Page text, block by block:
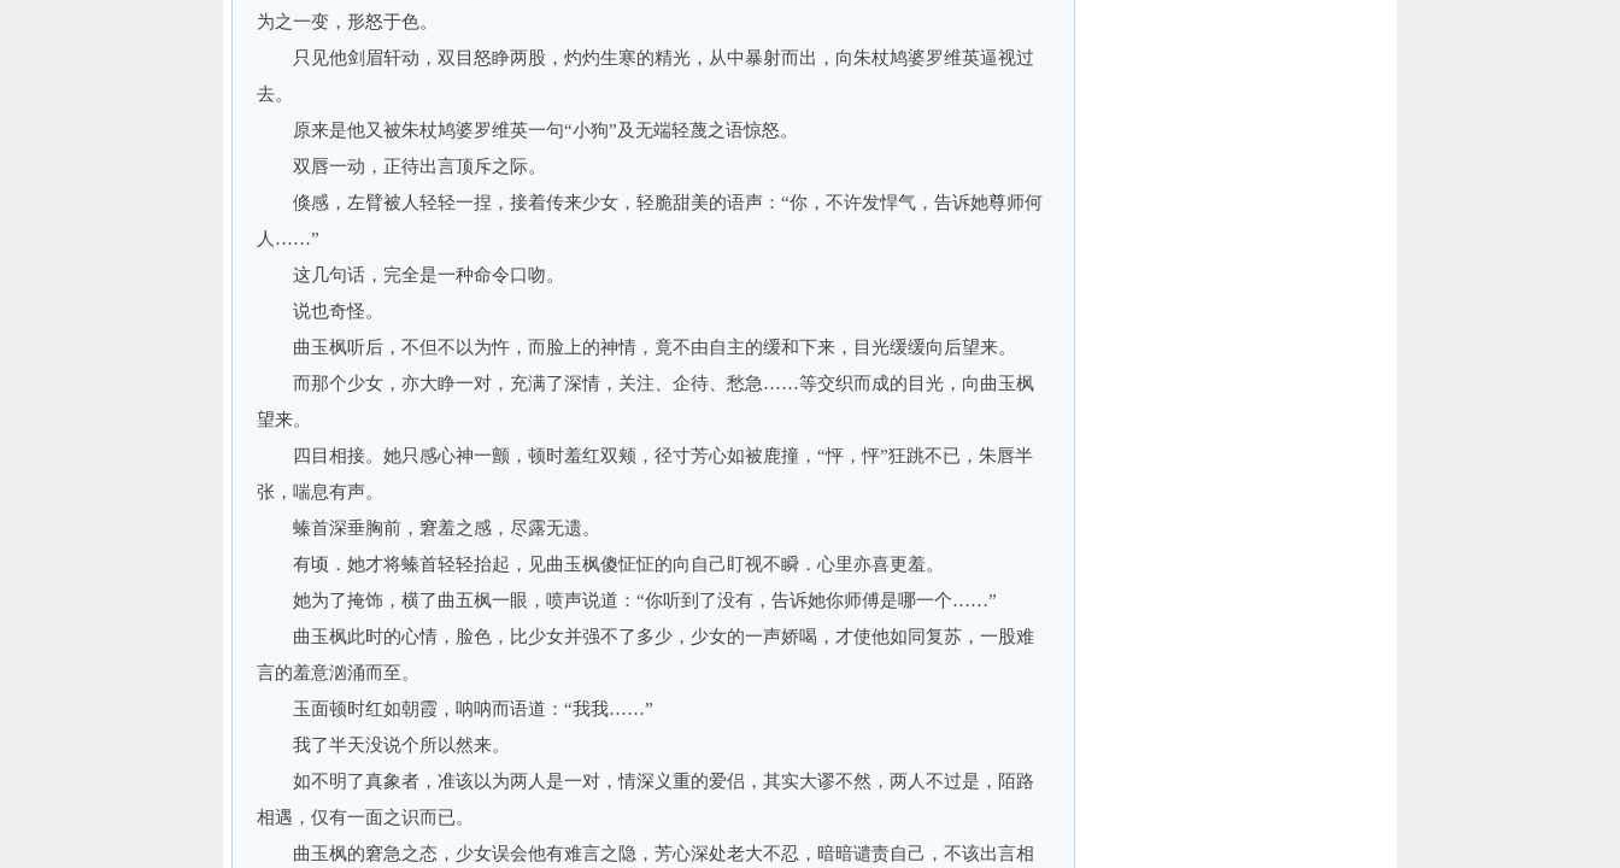
为之一变，形怒于色。
只见他剑眉轩动，双目怒睁两股，灼灼生寒的精光，从中暴射而出，向朱杖鸠婆罗维英逼视过
去。
原来是他又被朱杖鸠婆罗维英一句“小狗”及无端轻蔑之语惊怒。
双唇一动，正待出言顶斥之际。
倏感，左臂被人轻轻一捏，接着传来少女，轻脆甜美的语声：“你，不许发悍气，告诉她尊师何
人……”
这几句话，完全是一种命令口吻。
说也奇怪。
曲玉枫听后，不但不以为忤，而脸上的神情，竟不由自主的缓和下来，目光缓缓向后望来。
而那个少女，亦大睁一对，充满了深情，关注、企待、愁急……等交织而成的目光，向曲玉枫
望来。
四目相接。她只感心神一颤，顿时羞红双颊，径寸芳心如被鹿撞，“怦，怦”狂跳不已，朱唇半
张，喘息有声。
螓首深垂胸前，窘羞之感，尽露无遗。
有顷．她才将螓首轻轻抬起，见曲玉枫傻怔怔的向自己盯视不瞬．心里亦喜更羞。
她为了掩饰，横了曲五枫一眼，喷声说道：“你听到了没有，告诉她你师傅是哪一个……”
曲玉枫此时的心情，脸色，比少女并强不了多少，少女的一声娇喝，才使他如同复苏，一股难
言的羞意汹涌而至。
玉面顿时红如朝霞，呐呐而语道：“我我……”
我了半天没说个所以然来。
如不明了真象者，准该以为两人是一对，情深义重的爱侣，其实大谬不然，两人不过是，陌路
相遇，仅有一面之识而已。
曲玉枫的窘急之态，少女误会他有难言之隐，芳心深处老大不忍，暗暗谴责自己，不该出言相